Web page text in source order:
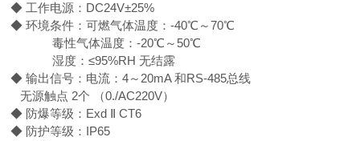
◆ 工作电源：DC24V±25%
◆ 环境条件：可燃气体温度：-40℃～70℃
毒性气体温度：-20℃～50℃
湿度：≤95%RH 无结露
◆ 输出信号：电流：4～20mA 和RS-485总线
无源触点 2个 （0./AC220V）
◆ 防爆等级：Exd Ⅱ CT6
◆ 防护等级：IP65